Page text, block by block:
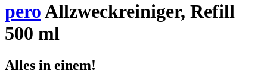
peroAllzweckreiniger, Refill
500 ml
Alles in einem!